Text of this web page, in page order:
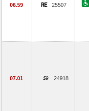
06.59 25507
07.01 24918